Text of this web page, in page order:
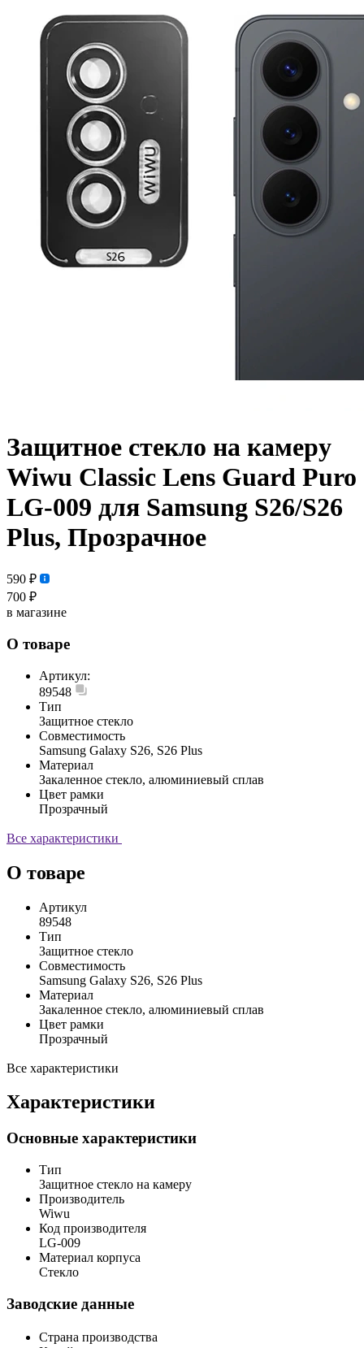
Защитное стекло на камеру
Wiwu Classic Lens Guard Puro
LG-009 для Samsung S26/S26
Plus, Прозрачное
590 ₽
700 ₽
в магазине
О товаре
Артикул:
89548
Тип
Защитное стекло
Совместимость
Samsung Galaxy S26, S26 Plus
Материал
Закаленное стекло, алюминиевый сплав
Цвет рамки
Прозрачный
Все характеристики
О товаре
Артикул
89548
Тип
Защитное стекло
Совместимость
Samsung Galaxy S26, S26 Plus
Материал
Закаленное стекло, алюминиевый сплав
Цвет рамки
Прозрачный
Все характеристики
Характеристики
Основные характеристики
Тип
Защитное стекло на камеру
Производитель
Wiwu
Код производителя
LG-009
Материал корпуса
Стекло
Заводские данные
Страна производства